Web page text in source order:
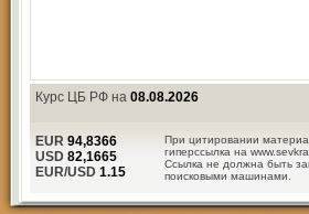
Курс ЦБ РФ на 08.08.2026
При цитировании
гиперссылка на
Ссылка не должна быть
поисковыми машинами.
EUR 94,8366
USD 82,1665
EUR/USD 1.15